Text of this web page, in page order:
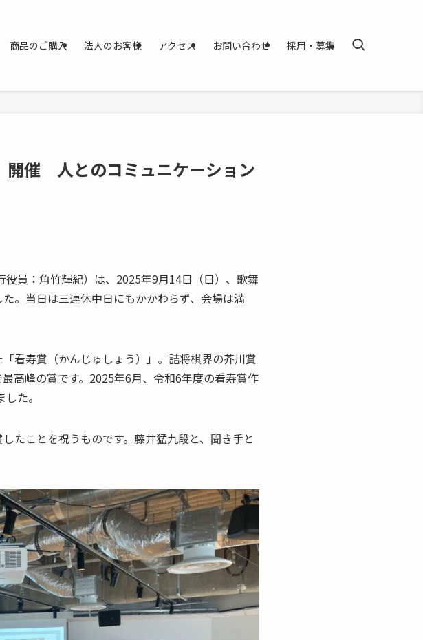
商品のご購入 法人のお客様 アクセス お問い合わせ 採用・募集
開催 人とのコミュニケーション
員：角竹輝紀）は、2025年9月14日（日）、歌舞
。当日は三連休中日にもかかわらず、会場は満
看寿賞（かんじゅしょう）」。詰将棋界の芥川賞
高峰の賞です。2025年6月、令和6年度の看寿賞作
た。
たことを祝うものです。藤井猛九段と、聞き手と